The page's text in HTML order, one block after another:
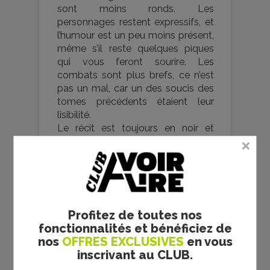
Profitez de toutes nos
fonctionnalités et bénéficiez de
nos OFFRES EXCLUSIVES en vous
inscrivant au CLUB.
sont moins ronds. Les
personnages restent expressifs, et
l’humour est un peu moins présent,
même s’il reste quelques piques
qui vous feront sourire. Les
combats sont plus brefs, ce n’est
pas un mal, car un des soucis des
tomes précédents étaient leur
lisibilité.
Le récit est toujours en noir et
à quelques rares exceptions près,
comme cette vue magnifique que
découvre Kirito et Léafa lors de
leur premier vol ensemble. Une
belle manière de nous montrer le
plaisir du vol.
Le cadrage est une des grandes
différences avec le tome
précédent. Il varie énormément et